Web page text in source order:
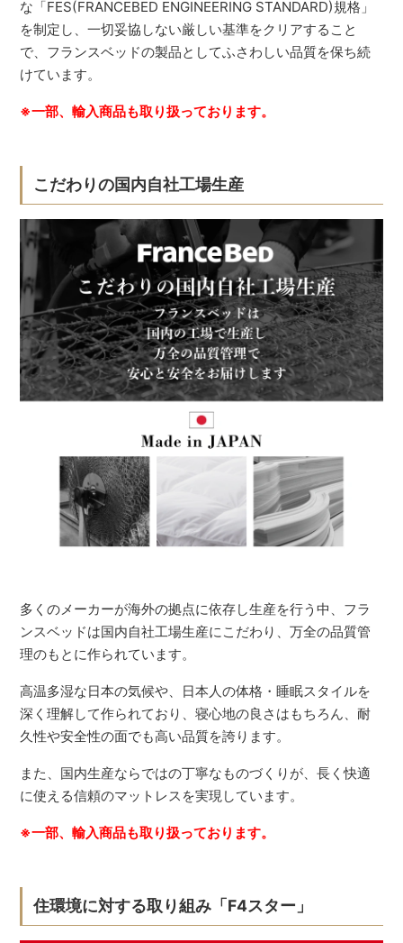
な「FES(FRANCEBED ENGINEERING STANDARD)規格」
を制定し、一切妥協しない厳しい基準をクリアすること
で、フランスベッドの製品としてふさわしい品質を保ち続
けています。
※一部、輸入商品も取り扱っております。
こだわりの国内自社工場生産
多くのメーカーが海外の拠点に依存し生産を行う中、フラ
ンスベッドは国内自社工場生産にこだわり、万全の品質管
理のもとに作られています。
高温多湿な日本の気候や、日本人の体格・睡眠スタイルを
深く理解して作られており、寝心地の良さはもちろん、耐
久性や安全性の面でも高い品質を誇ります。
また、国内生産ならではの丁寧なものづくりが、長く快適
に使える信頼のマットレスを実現しています。
※一部、輸入商品も取り扱っております。
住環境に対する取り組み「F4スター」